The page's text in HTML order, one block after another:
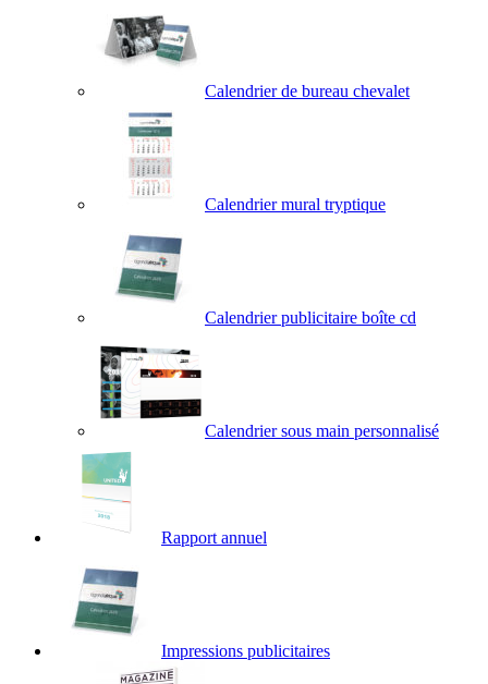
Calendrier de bureau chevalet
Calendrier mural tryptique
Calendrier publicitaire boîte cd
Calendrier sous main personnalisé
Rapport annuel
Impressions publicitaires